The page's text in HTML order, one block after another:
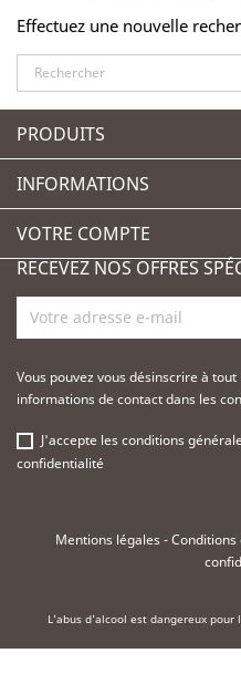
Effectuez une nouvelle
PRODUITS
INFORMATIONS
VOTRE COMPTE
RECEVEZ NOS OFFRES
Vous pouvez vous désinscrire à
informations de contact dans les
J'accepte lesconditions
confidentialité
Mentions légales-Conditions
L'abus d'alcool est dangereux pour